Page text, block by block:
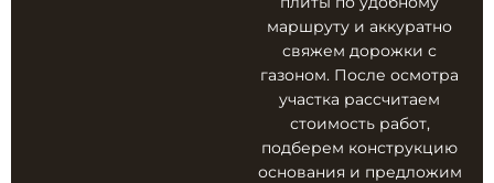
маршруту и аккуратно
свяжем дорожки с
газоном. После осмотра
участка рассчитаем
стоимость работ,
подберем конструкцию
основания и предложим